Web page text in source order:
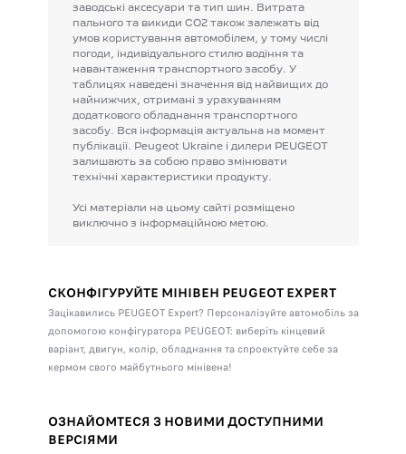
заводські аксесуари та тип шин.
Витрата
пального та викиди CO2 також залежать від
умов користування автомобілем, у тому числі
погоди,
індивідуального стилю водіння та
навантаження транспортного засобу. У
таблицях наведені значення від найвищих до
найнижчих, отримані з урахуванням
додаткового обладнання транспортного
засобу. Вся інформація актуальна на момент
публікації. Peugeot Ukraine і дилери PEUGEOT
залишають за собою право змінювати
технічні характеристики продукту.
Усі матеріали на цьому сайті розміщено
виключно з інформаційною метою.
СКОНФІГУРУЙТЕ МІНІВЕН PEUGEOT EXPERT
Зацікавились PEUGEOT Expert? Персоналізуйте автомобіль за
допомогою конфігуратора PEUGEOT: виберіть кінцевий
варіант, двигун, колір, обладнання та спроектуйте себе за
кермом свого майбутнього мінівена!
ОЗНАЙОМТЕСЯ З НОВИМИ ДОСТУПНИМИ
ВЕРСІЯМИ